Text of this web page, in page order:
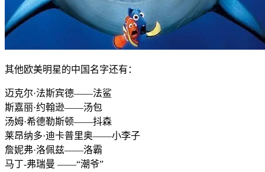
其他欧美明星的中国名字还有：
迈克尔·法斯宾德——法鲨
斯嘉丽·约翰逊——汤包
汤姆·希德勒斯顿——抖森
莱昂纳多·迪卡普里奥——小李子
詹妮弗·洛佩兹——洛霸
马丁-弗瑞曼 ——“潮爷”